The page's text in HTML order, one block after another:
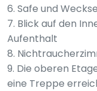
6. Safe und
7. Blick auf den
Aufenthalt
8.
9. Die oberen
eine Treppe